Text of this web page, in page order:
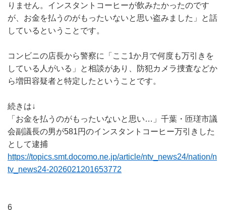
りません。インスタントコーヒーが飲みたかったのです
が、お金を払うのがもったいないと思い盗みました」と話
しているということです。
コンビニの店長から警察に「ここ1か月で何度も万引きを
している人がいる」と相談があり、防犯カメラ捜査などか
ら増田容疑者と特定したということです。
続きは↓
「お金を払うのがもったいないと思い…」千葉・匝瑳市議
会副議長の男が581円のインスタントコーヒー万引きした
として逮捕
https://topics.smt.docomo.ne.jp/article/ntv_news24/nation/n
tv_news24-2026021201653772
6